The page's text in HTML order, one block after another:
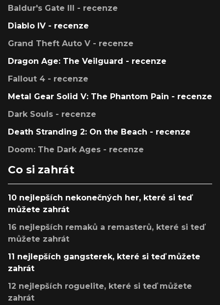
Baldur's Gate III - recenze
Diablo IV - recenze
Grand Theft Auto V - recenze
Dragon Age: The Veilguard - recenze
Fallout 4 - recenze
Metal Gear Solid V: The Phantom Pain - recenze
Dark Souls - recenze
Death Stranding 2: On the Beach - recenze
Doom: The Dark Ages - recenze
Co si zahrát
10 nejlepších nekonečných her, které si teď
můžete zahrát
16 nejlepších remaků a remasterů, které si teď
můžete zahrát
11 nejlepších gangsterek, které si teď můžete
zahrát
12 nejlepších roguelite, které si teď můžete
zahrát